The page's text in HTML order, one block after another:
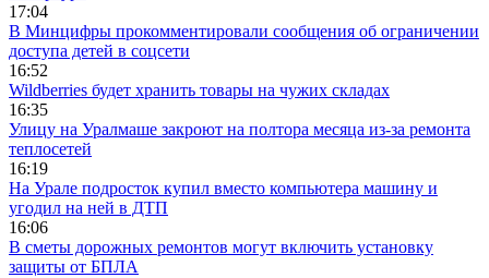
17:04
В Минцифры прокомментировали сообщения об ограничении
доступа детей в соцсети
16:52
Wildberries будет хранить товары на чужих складах
16:35
Улицу на Уралмаше закроют на полтора месяца из-за ремонта
теплосетей
16:19
На Урале подросток купил вместо компьютера машину и
угодил на ней в ДТП
16:06
В сметы дорожных ремонтов могут включить установку
защиты от БПЛА